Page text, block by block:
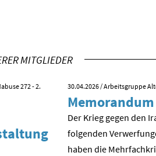
MITGLIEDER
272 - 2.
30.04.2026/ Arbeitsgruppe
Der Krieg gegen den
folgenden
haben die